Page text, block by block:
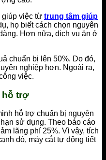
giúp việc từ trung tâm giúp
họ biết cách chọn nguyên
Hơn nữa, dịch vụ ăn ở
chuẩn bị lên 50%. Do đó,
nghiệp hơn. Ngoài ra,
việc.
hỗ trợ
hỗ trợ chuẩn bị nguyên
sử dụng. Theo báo cáo
lãng phí 25%. Vì vậy, tích
đó, máy cắt tự động tiết